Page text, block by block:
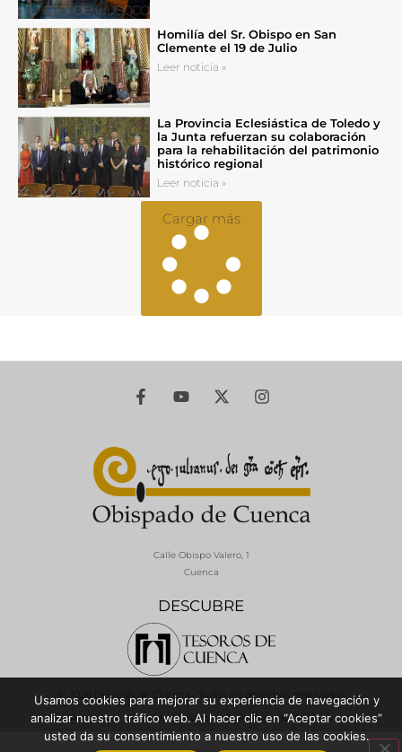
Homilía del Sr. Obispo en San
Clemente el 19 de Julio
Leer noticia »
La Provincia Eclesiástica de Toledo y
la Junta refuerzan su colaboración
para la rehabilitación del patrimonio
histórico regional
Leer noticia »
Cargar más
DESCUBRE
Calle Obispo Valero, 1
Cuenca
© 2026 Diócesis de Cuenca - Todos los derechos reservados
Política de Privacidad / Aviso LegalPolítica de Cookies
Usamos cookies para mejorar su experiencia de navegación y
analizar nuestro tráfico web. Al hacer clic en “Aceptar cookies”
usted da su consentimiento a nuestro uso de las cookies.